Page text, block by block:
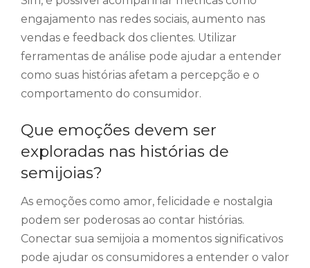
engajamento nas redes sociais, aumento nas
vendas e feedback dos clientes. Utilizar
ferramentas de análise pode ajudar a entender
como suas histórias afetam a percepção e o
comportamento do consumidor.
Que emoções devem ser
exploradas nas histórias de
semijoias?
As emoções como amor, felicidade e nostalgia
podem ser poderosas ao contar histórias.
Conectar sua semijoia a momentos significativos
pode ajudar os consumidores a entender o valor